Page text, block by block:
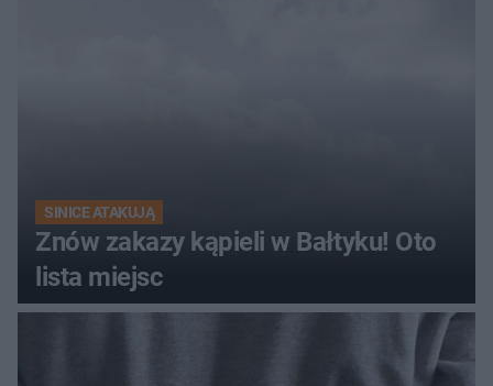
SINICE ATAKUJĄ
Znów zakazy kąpieli w Bałtyku! Oto
lista miejsc